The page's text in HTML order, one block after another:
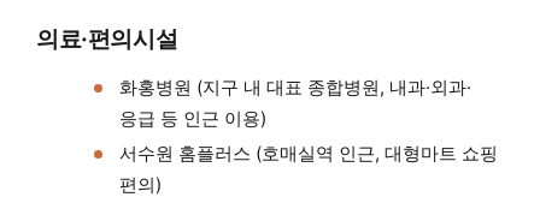
의료·편의시설
화홍병원 (지구 내 대표 종합병원, 내과·외과·
응급 등 인근 이용)
서수원 홈플러스 (호매실역 인근, 대형마트 쇼핑
편의)